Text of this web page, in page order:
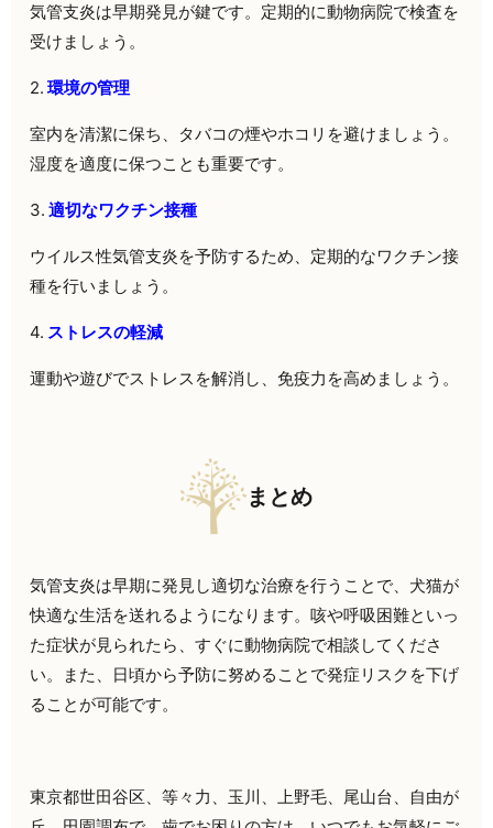
気管支炎は早期発見が鍵です。定期的に動物病院で検査を
受けましょう。
2. 環境の管理
室内を清潔に保ち、タバコの煙やホコリを避けましょう。
湿度を適度に保つことも重要です。
3. 適切なワクチン接種
ウイルス性気管支炎を予防するため、定期的なワクチン接
種を行いましょう。
4. ストレスの軽減
運動や遊びでストレスを解消し、免疫力を高めましょう。
まとめ
気管支炎は早期に発見し適切な治療を行うことで、犬猫が
快適な生活を送れるようになります。咳や呼吸困難といっ
た症状が見られたら、すぐに動物病院で相談してくださ
い。また、日頃から予防に努めることで発症リスクを下げ
ることが可能です。
東京都世田谷区、等々力、玉川、上野毛、尾山台、自由が